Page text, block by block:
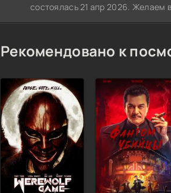
состоялась 21 апр 2026. Желаем
Рекомендовано к